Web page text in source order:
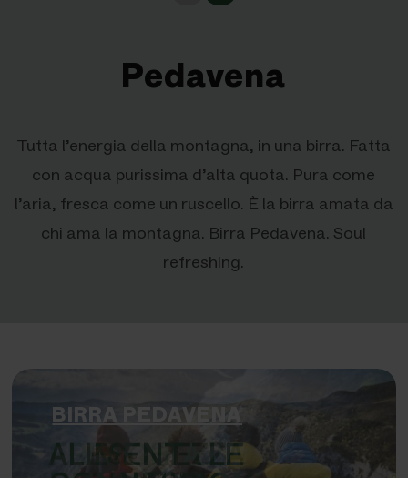
Pedavena
Tutta l’energia della montagna, in una birra. Fatta
con acqua purissima d’alta quota. Pura come
l’aria, fresca come un ruscello. È la birra amata da
chi ama la montagna. Birra Pedavena. Soul
refreshing.
BIRRA PEDAVENA
ALIMENTA LE